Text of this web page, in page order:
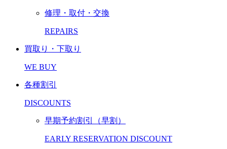
修理・取付・交換
REPAIRS
買取り・下取り
WE BUY
各種割引
DISCOUNTS
早期予約割引（早割）
EARLY RESERVATION DISCOUNT